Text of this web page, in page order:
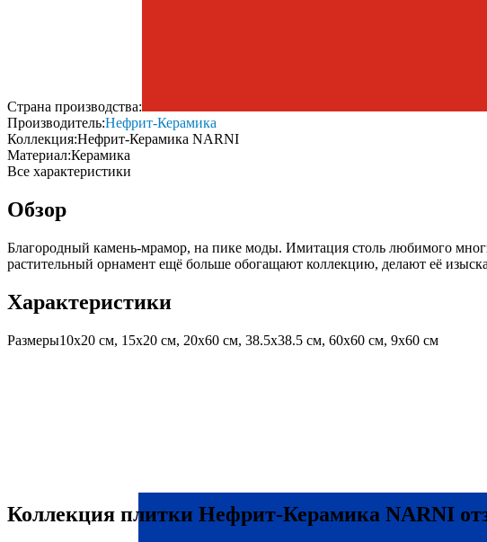
Страна производства:
Производитель:Нефрит-Керамика
Коллекция:Нефрит-Керамика NARNI
Материал:Керамика
Все характеристики
Обзор
Благородный камень-мрамор, на пике моды. Имитация столь любимого
растительный орнамент ещё больше обогащают коллекцию, делают её
Характеристики
Размеры10х20 см, 15х20 см, 20х60 см, 38.5х38.5 см, 60х60 см, 9х60 см
Коллекция плитки Нефрит-Керамика NARNI